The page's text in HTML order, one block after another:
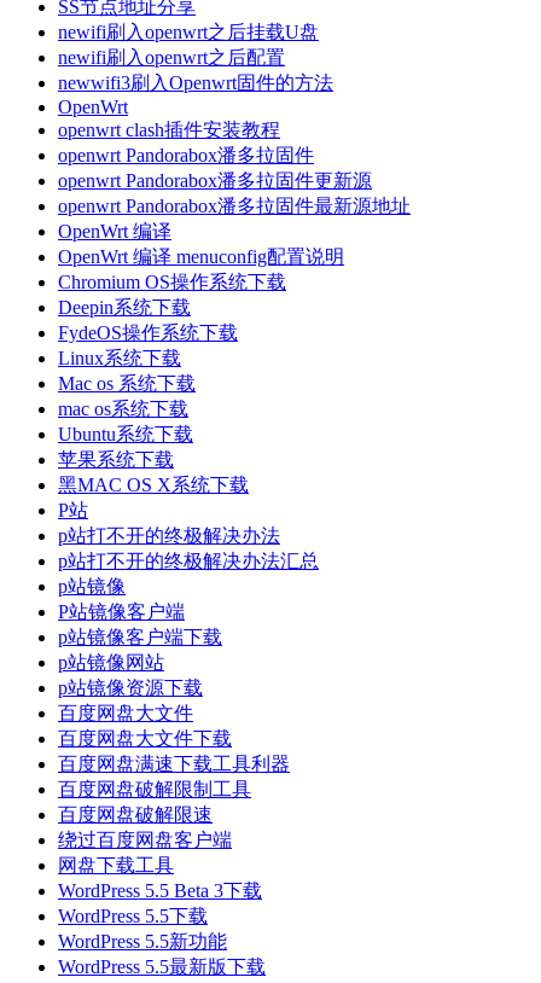
SS节点地址分享
newifi刷入openwrt之后挂载U盘
newifi刷入openwrt之后配置
newwifi3刷入Openwrt固件的方法
OpenWrt
openwrt clash插件安装教程
openwrt Pandorabox潘多拉固件
openwrt Pandorabox潘多拉固件更新源
openwrt Pandorabox潘多拉固件最新源地址
OpenWrt 编译
OpenWrt 编译 menuconfig配置说明
Chromium OS操作系统下载
Deepin系统下载
FydeOS操作系统下载
Linux系统下载
Mac os 系统下载
mac os系统下载
Ubuntu系统下载
苹果系统下载
黑MAC OS X系统下载
P站
p站打不开的终极解决办法
p站打不开的终极解决办法汇总
p站镜像
P站镜像客户端
p站镜像客户端下载
p站镜像网站
p站镜像资源下载
百度网盘大文件
百度网盘大文件下载
百度网盘满速下载工具利器
百度网盘破解限制工具
百度网盘破解限速
绕过百度网盘客户端
网盘下载工具
WordPress 5.5 Beta 3下载
WordPress 5.5下载
WordPress 5.5新功能
WordPress 5.5最新版下载